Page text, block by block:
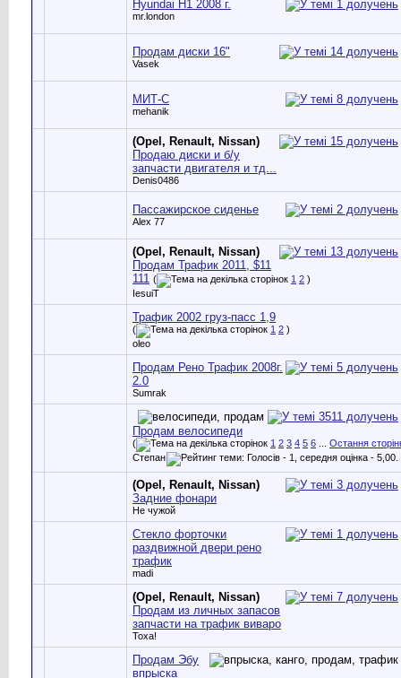
Hyundai H1 2008 г.
mr.london
Продам диски 16"
Vasek
МИТ-С
mehanik
(Opel, Renault, Nissan)
Продаю диски и б/у
запчасти двигателя и тд...
Denis0486
Пассажирское сиденье
Alex 77
(Opel, Renault, Nissan)
Продам Трафик 2011, $11
111 ( 1 2 )
IesuiT
Трафик 2002 груз-пасс 1,9
( 1 2 )
oleo
Продам Рено Трафик 2008г.
2.0
Sumrak
Продам велосипеди
( 1 2 3 4 5 6
Остання
Степан
(Opel, Renault, Nissan)
Задние фонари
Не чужой
Стекло форточки
раздвижной двери рено
трафик
madi
(Opel, Renault, Nissan)
Продам из личных запасов
запчасти на трафик виваро
Toxa!
Продам Эбу
впрыска